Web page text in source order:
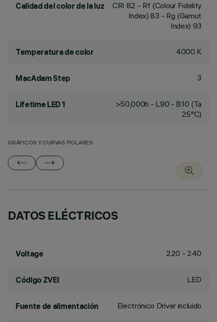
Calidad del color de la luz CRI 82 - Rf (Colour Fidelity
Index) 83 - Rg (Gamut
Index) 93
Temperatura de color 4000 K
MacAdam Step 3
Lifetime LED 1
>50,000h - L90 - B10 (Ta
25°C)
GRÁFICOS Y CURVAS POLARES
DATOS ELÉCTRICOS
Voltage 220 - 240
Código ZVEI LED
Fuente de alimentación Electrónico Driver incluido